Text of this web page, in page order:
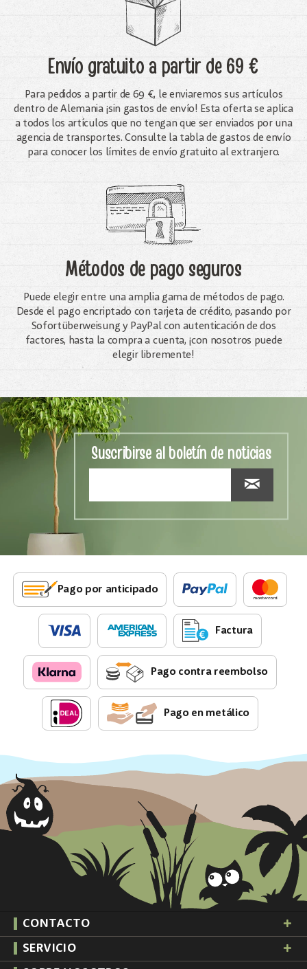
Envío gratuitoa partir de 69 €
Para pedidos a partir de 69 €, le enviaremos sus artículos
dentro de Alemania ¡sin gastos de envío! Esta oferta se aplica
a todos los artículos que no tengan que ser enviados por una
agencia de transportes. Consulte la tabla de gastos de envío
para conocer los límites de envío gratuito al extranjero.
Métodos de pago seguros
Puede elegir entre una amplia gama de métodos de pago.
Desde el pago encriptado con tarjeta de crédito, pasando por
Sofortüberweisung y PayPal con autenticación de dos
factores, hasta la compra a cuenta, ¡con nosotros puede
elegir libremente!
Suscribirse al boletín de noticias
Pago por anticipado
Factura
Pago contra reembolso
Pago en metálico
CONTACTO
SERVICIO